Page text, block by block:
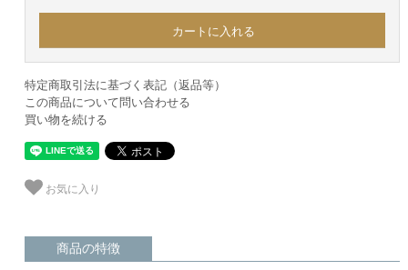
特定商取引法に基づく表記（返品等）
この商品について問い合わせる
買い物を続ける
お気に入り
商品の特徴